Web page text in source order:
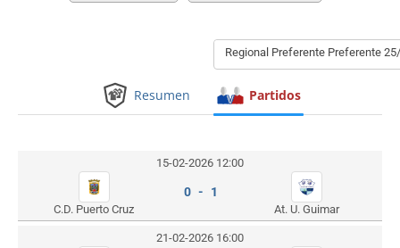
Regional Preferente Preferente
Resumen Partidos
15-02-2026 12:00
C.D. Puerto Cruz
0 - 1
At. U. Guimar
21-02-2026 16:00